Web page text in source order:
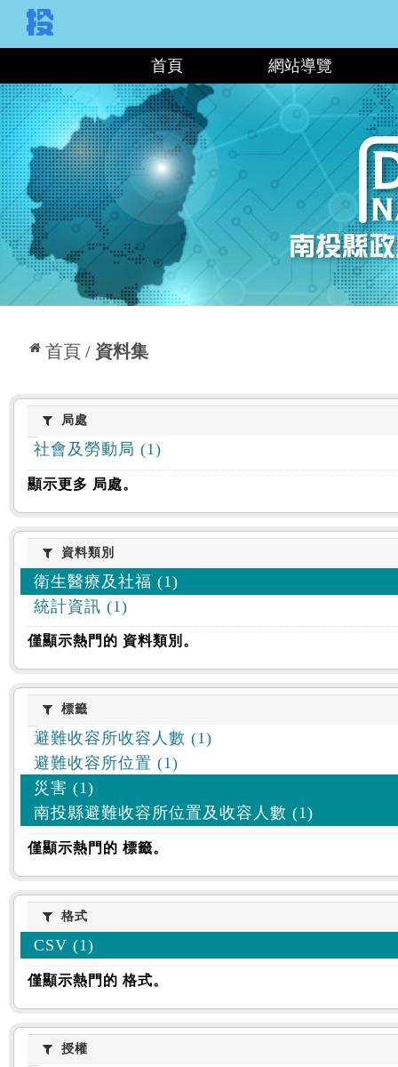
首頁 網站導覽
首頁 資料集
:::
局處局處
社會及勞動局 (1)
顯示更多 局處。
資料類別
資料類別
衛生醫療及社福 (1)
統計資訊 (1)
僅顯示熱門的 資料類別。
標籤標籤
避難收容所收容人數 (1)
避難收容所位置 (1)
災害 (1)
南投縣避難收容所位置及收容人數 (1)
僅顯示熱門的 標籤。
格式格式
CSV (1)
僅顯示熱門的 格式。
授權授權